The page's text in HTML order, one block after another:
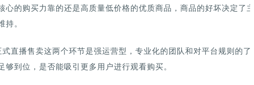
心的购买力靠的还是高质量低价格的优质商品，商品的好坏决定了
持。
直播售卖这两个环节是强运营型，专业化的团队和对平台规则的了
够到位，是否能吸引更多用户进行观看购买。